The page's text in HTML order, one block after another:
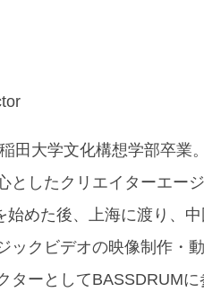
田大学文化構想学部卒業
としたクリエイターエー
始めた後、上海に渡り、
ックビデオの映像制作・
ターとしてBASSDRUM